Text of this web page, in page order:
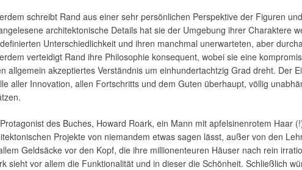
schreibt Rand aus einer sehr persönlichen Perspektive der Figuren
architektonische Details hat sie der Umgebung ihrer Charaktere
Unterschiedlichkeit und ihren manchmal unerwarteten, aber
verteidigt Rand ihre Philosophie konsequent, wobei sie eine
allgemein akzeptiertes Verständnis um einhundertachtzig Grad dreht. Der
aller Innovation, allen Fortschritts und dem Guten überhaupt, völlig
des Buches, Howard Roark, ein Mann mit apfelsinenrotem Haar
Projekte von niemandem etwas sagen lässt, außer von den
Geldsäcke vor den Kopf, die ihre millionenteuren Häuser nach rein
sieht vor allem die Funktionalität und in dieser die Schönheit. Schließlich